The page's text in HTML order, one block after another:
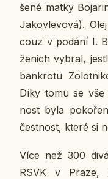
še­né matky
Ja­ko­vle­vo­vá).
couz v podání I.
ženich vybral,
ban­kro­tu
Díky tomu se
nost byla
čest­nost, které si
Více než 300
RSVK v Praze,